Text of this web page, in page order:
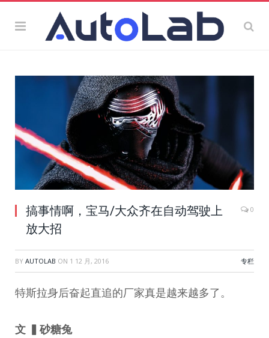
搞事情啊，宝马/大众齐在自动驾驶上
放大招
0
BY AUTOLAB ON 1 12 月, 2016 专栏
特斯拉身后奋起直追的厂家真是越来越多了。
文 砂糖兔